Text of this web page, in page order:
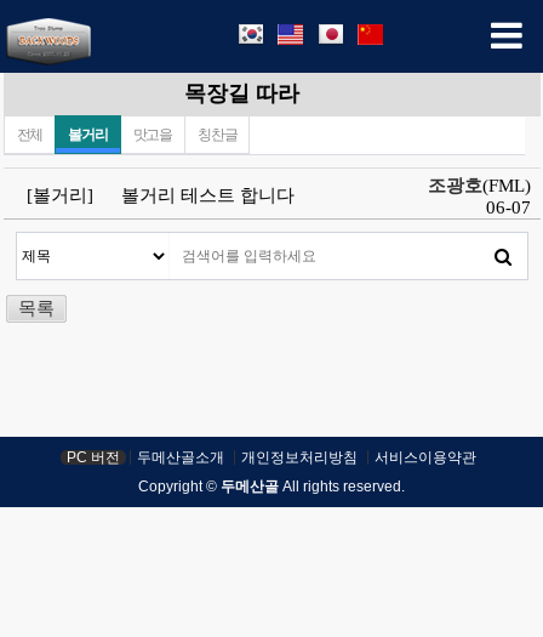
목장길 따라
전체 볼거리 맛고을 칭찬글
[볼거리] 볼거리 테스트 합니다 조광호(FML)
06-07
목록
PC 버전 두메산골소개 개인정보처리방침
서비스이용약관
Copyright © 두메산골 All rights reserved.